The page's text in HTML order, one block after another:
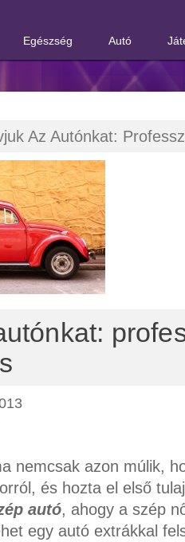
Egészség Autó
Az Autónkat:
nemcsak azon múlik,
és hozta el első
autó, ahogy a szép
egy autó extrákkal